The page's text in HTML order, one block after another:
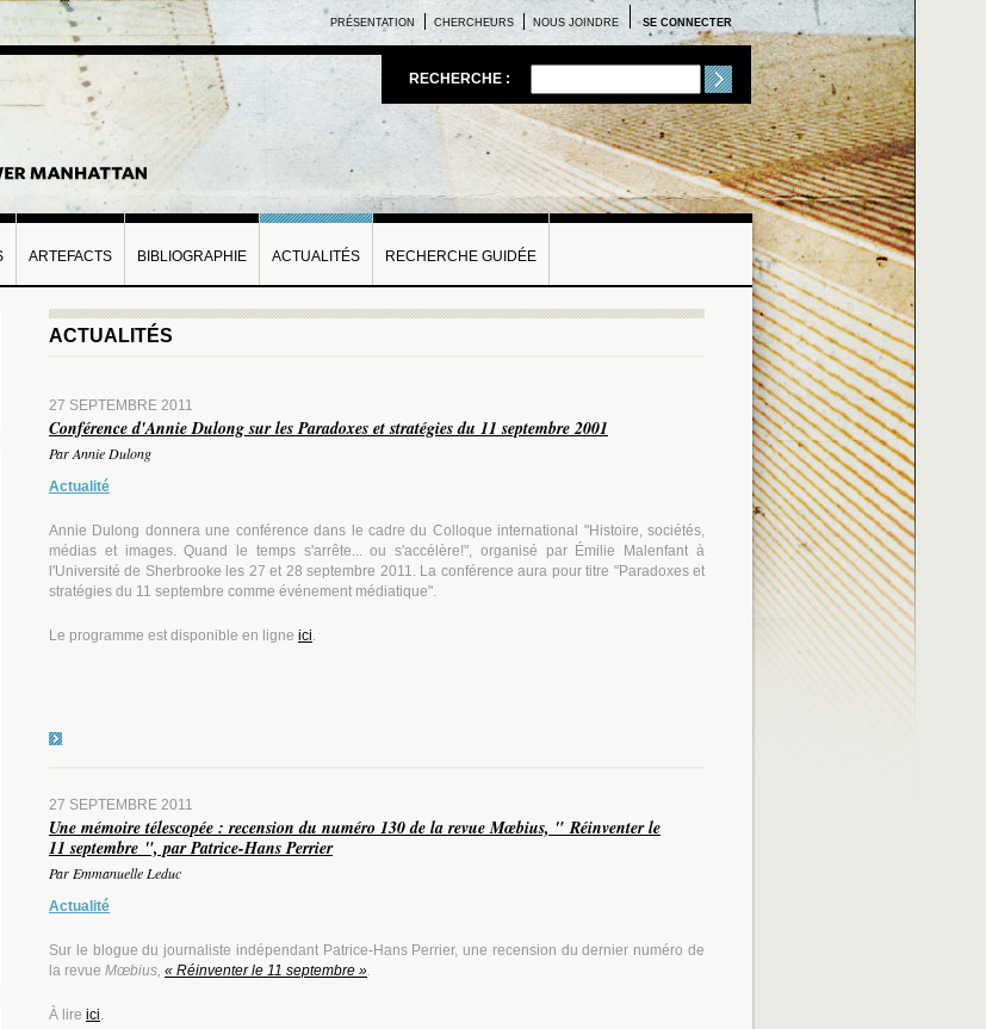
SE CONNECTER
PRÉSENTATION CHERCHEURS NOUS JOINDRE
RECHERCHE :
ARTEFACTS BIBLIOGRAPHIE ACTUALITÉS RECHERCHE GUIDÉE
ACTUALITÉS
27 SEPTEMBRE 2011
Conférence d'Annie Dulong sur les Paradoxes et stratégies du 11 septembre 2001
Par Annie Dulong
Actualité
Annie Dulong donnera une conférence dans le cadre du Colloque international "Histoire, sociétés,
médias et images. Quand le temps s'arrête... ou s'accélère!", organisé par Émilie Malenfant à
l'Université de Sherbrooke les 27 et 28 septembre 2011. La conférence aura pour titre "Paradoxes et
stratégies du 11 septembre comme événement médiatique".
Le programme est disponible en ligne ici.
27 SEPTEMBRE 2011
Une mémoire télescopée : recension du numéro 130 de la revue Mœbius, " Réinventer le
11 septembre ", par Patrice-Hans Perrier
Par Emmanuelle Leduc
Actualité
Sur le blogue du journaliste indépendant Patrice-Hans Perrier, une recension du dernier numéro de
la revue Mœbius, « Réinventer le 11 septembre ».
À lire ici.